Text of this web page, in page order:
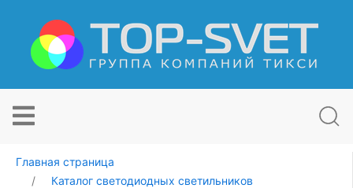
Главная страница
Каталог светодиодных светильников